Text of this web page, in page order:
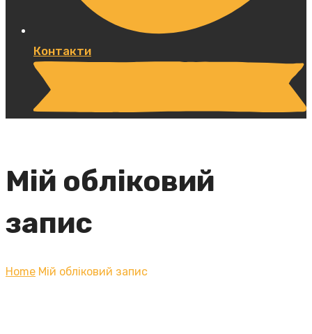
Контакти
Мій обліковий
запис
Home Мій обліковий запис